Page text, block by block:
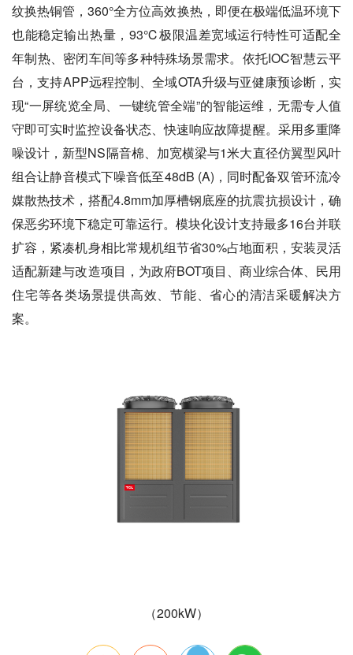
纹换热铜管，360°全方位高效换热，即便在极端低温环境下
也能稳定输出热量，93℃极限温差宽域运行特性可适配全
年制热、密闭车间等多种特殊场景需求。依托IOC智慧云平
台，支持APP远程控制、全域OTA升级与亚健康预诊断，实
现“一屏统览全局、一键统管全端”的智能运维，无需专人值
守即可实时监控设备状态、快速响应故障提醒。采用多重降
噪设计，新型NS隔音棉、加宽横梁与1米大直径仿翼型风叶
组合让静音模式下噪音低至48dB (A)，同时配备双管环流冷
媒散热技术，搭配4.8mm加厚槽钢底座的抗震抗损设计，确
保恶劣环境下稳定可靠运行。模块化设计支持最多16台并联
扩容，紧凑机身相比常规机组节省30%占地面积，安装灵活
适配新建与改造项目，为政府BOT项目、商业综合体、民用
住宅等各类场景提供高效、节能、省心的清洁采暖解决方
案。
（200kW）